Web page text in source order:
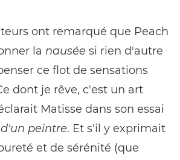
ont remarqué que Peach
la nausée si rien d'autre
ce flot de sensations
dont je rêve, c'est un art
Matisse dans son essai
peintre. Et s'il y exprimait
et de sérénité (que